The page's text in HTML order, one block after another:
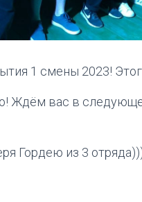
1 смены 2023!
Ждём вас в
Гордею из 3